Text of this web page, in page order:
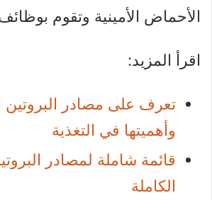
الأحماض الأمينية وتقوم
اقرأ المزيد:
تعرف على مصادر البروتين
وأهميتها في التغذية
قائمة شاملة لمصادر
الكاملة